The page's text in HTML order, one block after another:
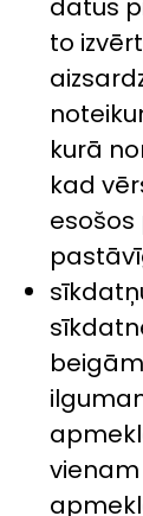
datus
to
kurā
kad